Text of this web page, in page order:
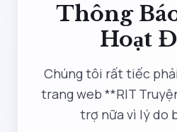
Thông
Hoạt
Chúng tôi rất tiếc
trang web **RIT
trợ nữa vì lý do